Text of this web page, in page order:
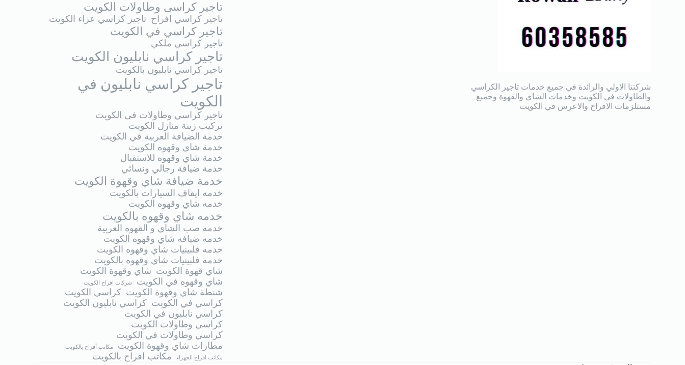
شركتنا الاولي والرائدة في جميع خدمات تاجير الكراسي
والطاولات في الكويت وخدمات الشاي والقهوة وجميع
مستلزمات الافراح والاعرس في الكويت
تاجير كراسى وطاولات الكويت
تاجير كراسي افراح تاجير كراسي عزاء الكويت
تاجير كراسي في الكويت
تاجير كراسي ملكي
تاجير كراسي نابليون الكويت
تاجير كراسي نابليون بالكويت
تاجير كراسي نابليون في
الكويت
تاجير كراسي وطاولات فى الكويت
تركيب زينة منازل الكويت
خدمة الضيافة العربية في الكويت
خدمة شاي وقهوه الكويت
خدمة شاي وقهوه للاستقبال
خدمة ضيافة رجالي ونسائي
خدمة ضيافة شاي وقهوة الكويت
خدمه ايقاف السيارات بالكويت
خدمه شاي وقهوه الكويت
خدمه شاي وقهوه بالكويت
خدمه صب الشاي و القهوه العربية
خدمه ضيافه شاي وقهوه الكويت
خدمه فلبينيات شاي وقهوه الكويت
خدمه فلبينيات شاي وقهوه بالكويت
شاي قهوة الكويت شاي وقهوة الكويت
شاي وقهوه في الكويت
شركات افراح الكويت
شنطة شاي وقهوة الكويت كراسي الكويت
كراسي في الكويت كراسي نابليون الكويت
كراسي نابليون في الكويت
كراسي وطاولات الكويت
كراسي وطاولات في الكويت
مطارات شاي وقهوة الكويت
مكاتب أفراح بالكويت
مكاتب افراح الجهراء
مكاتب افراح بالكويت